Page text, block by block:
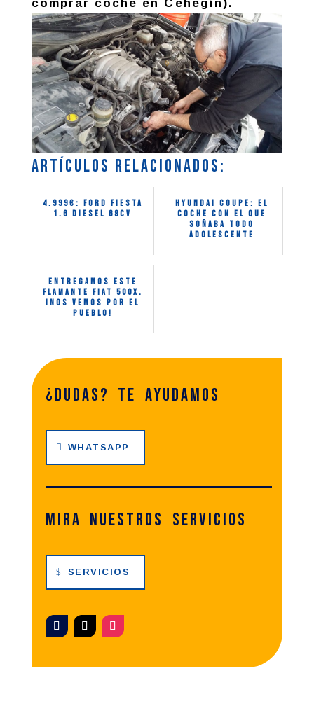
comprar coche en Cehegín).
Artículos relacionados:
4.999€: Ford Fiesta
1.6 Diesel 68CV
HYUNDAI COUPE: el
coche con el que
soñaba todo
adolescente
Entregamos este
flamante Fiat 500X.
¡Nos vemos por el
pueblo!
¿dudas? te ayudamos
WHATSAPP
Mira nuestros servicios
SERVICIOS